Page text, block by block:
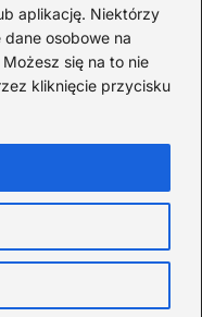
aplikację. Niektórzy
osobowe na
się na to nie
kliknięcie przycisku
o
Prywatność Kontakt